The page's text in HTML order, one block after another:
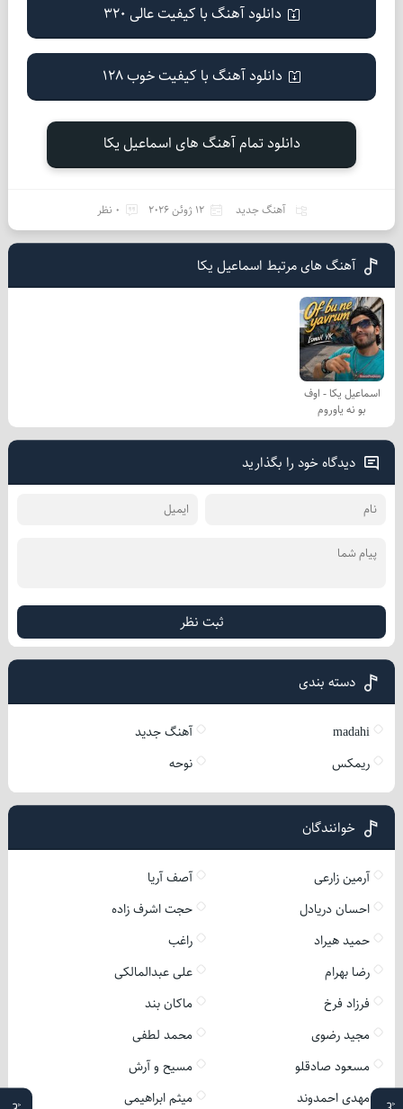
دانلود آهنگ با کیفیت عالی 320
دانلود آهنگ با کیفیت خوب 128
دانلود تمام آهنگ های اسماعیل یکا
آهنگ جدید 12 ژوئن 2026 0 نظر
آهنگ های مرتبط اسماعیل یکا
اسماعیل یکا - اوف
بو نه یاوروم
دیدگاه خود را بگذارید
ثبت نظر
دسته بندی
madahi
آهنگ جدید
ریمکس
نوحه
خوانندگان
آرمین زارعی
آصف آریا
احسان دریادل
حجت اشرف زاده
حمید هیراد
راغب
رضا بهرام
علی عبدالمالکی
فرزاد فرخ
ماکان بند
مجید رضوی
محمد لطفی
مسعود صادقلو
مسیح و آرش
مهدی احمدوند
میثم ابراهیمی